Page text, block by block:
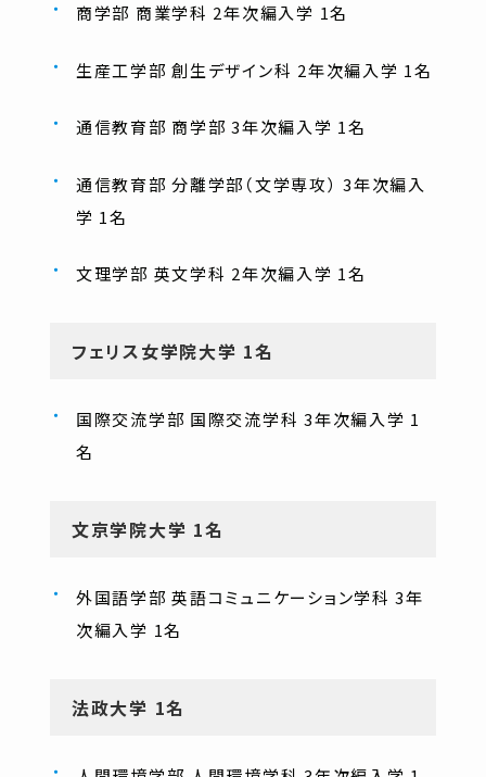
商学部 商業学科 2年次編入学 1名
生産工学部 創生デザイン科 2年次編入学 1名
通信教育部 商学部 3年次編入学 1名
通信教育部 分離学部（文学専攻） 3年次編入
学 1名
文理学部 英文学科 2年次編入学 1名
フェリス女学院大学 1名
国際交流学部 国際交流学科 3年次編入学 1
名
文京学院大学 1名
外国語学部 英語コミュニケーション学科 3年
次編入学 1名
法政大学 1名